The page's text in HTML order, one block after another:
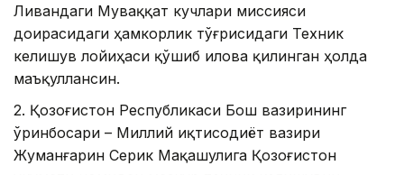
Ливандаги Муваққат кучлари миссияси
доирасидаги ҳамкорлик тўғрисидаги Техник
келишув лойиҳаси қўшиб илова қилинган ҳолда
маъқуллансин.
2. Қозоғистон Республикаси Бош вазирининг
ўринбосари – Миллий иқтисодиёт вазири
Жуманғарин Серик Мақашулига Қозоғистон